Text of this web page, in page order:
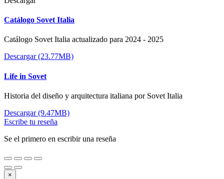
Catálogo Sovet Italia
Catálogo Sovet Italia actualizado para 2024 - 2025
Descargar (23.77MB)
Life in Sovet
Historia del diseño y arquitectura italiana por Sovet Italia
Descargar (9.47MB)
Escribe tu reseña
Se el primero en escribir una reseña
×